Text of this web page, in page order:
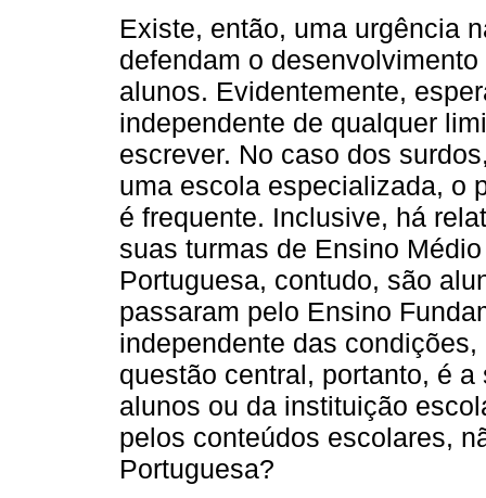
Existe, então, uma urgência
defendam o
alunos. Evidentemente,
independente de qualquer
escrever. No caso dos
uma escola especializada, o
é frequente. Inclusive, há
suas turmas de Ensino
Portuguesa, contudo, são
passaram pelo Ensino
independente das
questão central, portanto, é
alunos ou da instituição
pelos conteúdos escolares,
Portuguesa?